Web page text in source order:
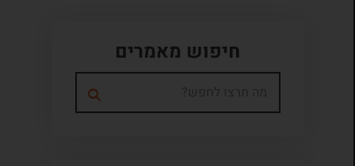
חיפוש מאמרים